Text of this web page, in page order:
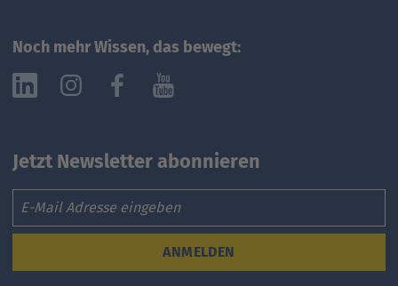
Noch mehr Wissen, das bewegt:
Jetzt Newsletter abonnieren
ANMELDEN